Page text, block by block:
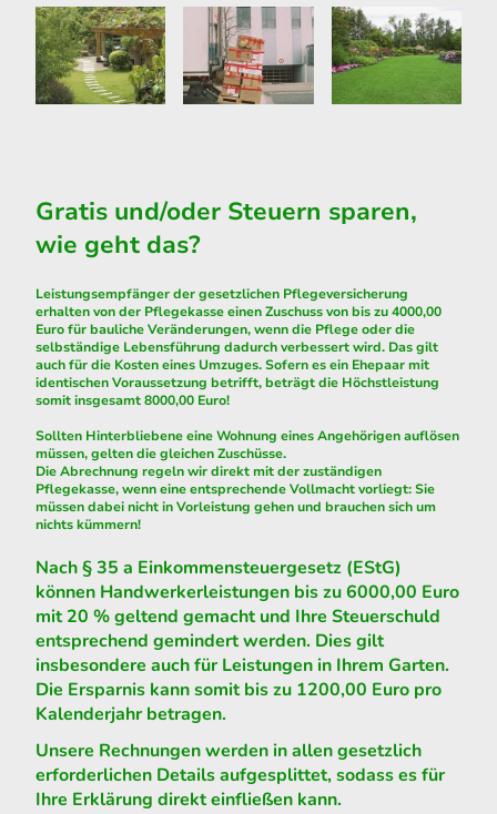
Gratis und/oder Steuern sparen,
wie geht das?
Leistungsempfänger der gesetzlichen Pflegeversicherung
erhalten von der Pflegekasse einen Zuschuss von bis zu 4000,00
Euro für bauliche Veränderungen, wenn die Pflege oder die
selbständige Lebensführung dadurch verbessert wird. Das gilt
auch für die Kosten eines Umzuges. Sofern es ein Ehepaar mit
identischen Voraussetzung betrifft, beträgt die Höchstleistung
somit insgesamt 8000,00 Euro!
Sollten Hinterbliebene eine Wohnung eines Angehörigen auflösen
müssen, gelten die gleichen Zuschüsse.
Die Abrechnung regeln wir direkt mit der zuständigen
Pflegekasse, wenn eine entsprechende Vollmacht vorliegt: Sie
müssen dabei nicht in Vorleistung gehen und brauchen sich um
nichts kümmern!
Nach § 35 a Einkommensteuergesetz (EStG)
können Handwerkerleistungen bis zu 6000,00 Euro
mit 20 % geltend gemacht und Ihre Steuerschuld
entsprechend gemindert werden. Dies gilt
insbesondere auch für Leistungen in Ihrem Garten.
Die Ersparnis kann somit bis zu 1200,00 Euro pro
Kalenderjahr betragen.
Unsere Rechnungen werden in allen gesetzlich
erforderlichen Details aufgesplittet, sodass es für
Ihre Erklärung direkt einfließen kann.